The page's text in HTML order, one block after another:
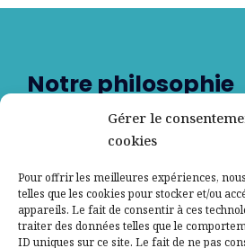
Gérer le
cookies
Pour offrir les meilleures expériences,
telles que les cookies pour stocker et/ou
appareils. Le fait de consentir à ces
traiter des données telles que le
ID uniques sur ce site. Le fait de ne pas
Notre philosophie
déﬁnitivement gagné mais
ne soit jamais perdu non plus,
des femmes sont prêts à le mener. »